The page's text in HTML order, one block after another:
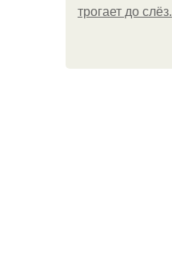
трогает до слёз.